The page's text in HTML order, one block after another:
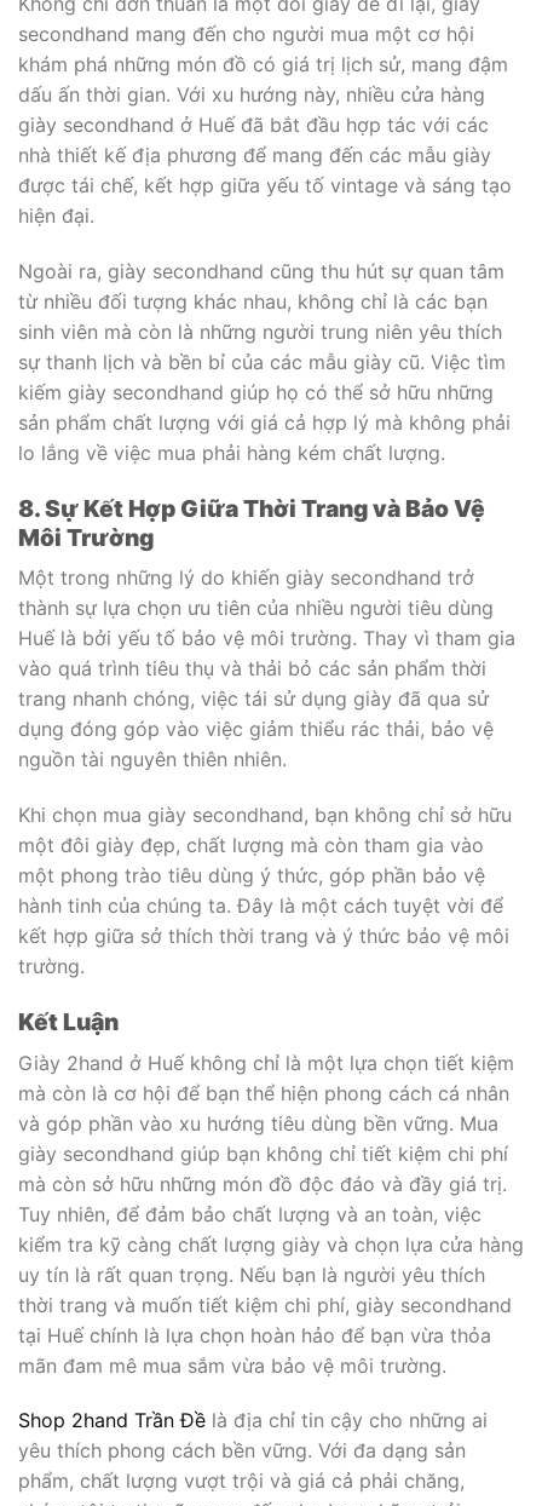
secondhand mang đến cho người mua một cơ hội
khám phá những món đồ có giá trị lịch sử, mang đậm
dấu ấn thời gian. Với xu hướng này, nhiều cửa hàng
giày secondhand ở Huế đã bắt đầu hợp tác với các
nhà thiết kế địa phương để mang đến các mẫu giày
được tái chế, kết hợp giữa yếu tố vintage và sáng tạo
hiện đại.
Ngoài ra, giày secondhand cũng thu hút sự quan tâm
từ nhiều đối tượng khác nhau, không chỉ là các bạn
sinh viên mà còn là những người trung niên yêu thích
sự thanh lịch và bền bỉ của các mẫu giày cũ. Việc tìm
kiếm giày secondhand giúp họ có thể sở hữu những
sản phẩm chất lượng với giá cả hợp lý mà không phải
lo lắng về việc mua phải hàng kém chất lượng.
8. Sự Kết Hợp Giữa Thời Trang và Bảo Vệ
Môi Trường
Một trong những lý do khiến giày secondhand trở
thành sự lựa chọn ưu tiên của nhiều người tiêu dùng
Huế là bởi yếu tố bảo vệ môi trường. Thay vì tham gia
vào quá trình tiêu thụ và thải bỏ các sản phẩm thời
trang nhanh chóng, việc tái sử dụng giày đã qua sử
dụng đóng góp vào việc giảm thiểu rác thải, bảo vệ
nguồn tài nguyên thiên nhiên.
Khi chọn mua giày secondhand, bạn không chỉ sở hữu
một đôi giày đẹp, chất lượng mà còn tham gia vào
một phong trào tiêu dùng ý thức, góp phần bảo vệ
hành tinh của chúng ta. Đây là một cách tuyệt vời để
kết hợp giữa sở thích thời trang và ý thức bảo vệ môi
trường.
Kết Luận
Giày 2hand ở Huế không chỉ là một lựa chọn tiết kiệm
mà còn là cơ hội để bạn thể hiện phong cách cá nhân
và góp phần vào xu hướng tiêu dùng bền vững. Mua
giày secondhand giúp bạn không chỉ tiết kiệm chi phí
mà còn sở hữu những món đồ độc đáo và đầy giá trị.
Tuy nhiên, để đảm bảo chất lượng và an toàn, việc
kiểm tra kỹ càng chất lượng giày và chọn lựa cửa hàng
uy tín là rất quan trọng. Nếu bạn là người yêu thích
thời trang và muốn tiết kiệm chi phí, giày secondhand
tại Huế chính là lựa chọn hoàn hảo để bạn vừa thỏa
mãn đam mê mua sắm vừa bảo vệ môi trường.
Shop 2hand Trần Đề là địa chỉ tin cậy cho những ai
yêu thích phong cách bền vững. Với đa dạng sản
phẩm, chất lượng vượt trội và giá cả phải chăng,